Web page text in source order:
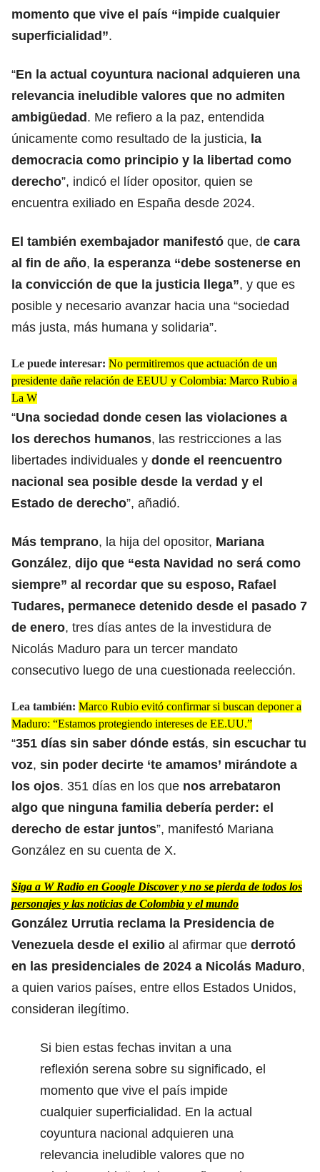
momento que vive el país “impide cualquier
superficialidad”.
“En la actual coyuntura nacional adquieren una
relevancia ineludible valores que no admiten
ambigüedad. Me refiero a la paz, entendida
únicamente como resultado de la justicia, la
democracia como principio y la libertad como
derecho”, indicó el líder opositor, quien se
encuentra exiliado en España desde 2024.
El también exembajador manifestó que, de cara
al fin de año, la esperanza “debe sostenerse en
la convicción de que la justicia llega”, y que es
posible y necesario avanzar hacia una “sociedad
más justa, más humana y solidaria”.
Le puede interesar: No permitiremos que actuación de un
presidente dañe relación de EEUU y Colombia: Marco Rubio a
La W
“Una sociedad donde cesen las violaciones a
los derechos humanos, las restricciones a las
libertades individuales y donde el reencuentro
nacional sea posible desde la verdad y el
Estado de derecho”, añadió.
Más temprano, la hija del opositor, Mariana
González, dijo que “esta Navidad no será como
siempre” al recordar que su esposo, Rafael
Tudares, permanece detenido desde el pasado 7
de enero, tres días antes de la investidura de
Nicolás Maduro para un tercer mandato
consecutivo luego de una cuestionada reelección.
Lea también: Marco Rubio evitó confirmar si buscan deponer a
Maduro: “Estamos protegiendo intereses de EE.UU.”
“351 días sin saber dónde estás, sin escuchar tu
voz, sin poder decirte ‘te amamos’ mirándote a
los ojos. 351 días en los que nos arrebataron
algo que ninguna familia debería perder: el
derecho de estar juntos”, manifestó Mariana
González en su cuenta de X.
Siga a W Radio en Google Discover y no se pierda de todos los
personajes y las noticias de Colombia y el mundo
González Urrutia reclama la Presidencia de
Venezuela desde el exilio al afirmar que derrotó
en las presidenciales de 2024 a Nicolás Maduro,
a quien varios países, entre ellos Estados Unidos,
consideran ilegítimo.
Si bien estas fechas invitan a una
reflexión serena sobre su significado, el
momento que vive el país impide
cualquier superficialidad. En la actual
coyuntura nacional adquieren una
relevancia ineludible valores que no